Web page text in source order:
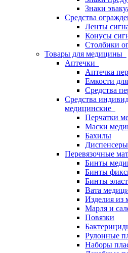
Знаки
Средства
Ленты
Конусы
Столбики
Товары для медицины
Аптечки
Аптечка
Емкости
Средства
Средства
медицинские
Перчатки
Маски
Бахилы
Перевязочные
Бинты
Бинты
Бинты
Вата
Изделия из
Марля и
Повязки
Рулонные
Наборы